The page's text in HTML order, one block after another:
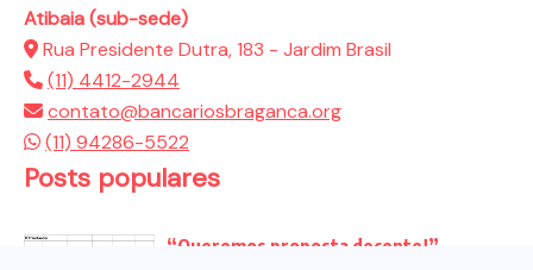
Atibaia (sub-sede)
Rua Presidente Dutra, 183 - Jardim Brasil
(11) 4412-2944
contato@bancariosbraganca.org
(11) 94286-5522
Posts populares
“Queremos proposta decente!”